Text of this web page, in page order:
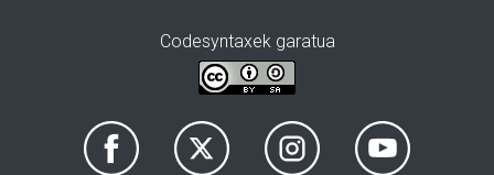
Codesyntaxek garatua